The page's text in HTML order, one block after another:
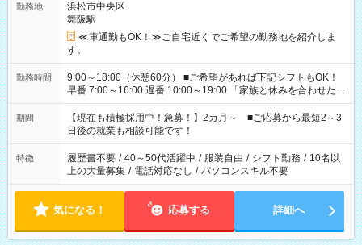
勤務地
浜松市中央区
舞阪駅
≪車通勤もOK！≫ご自宅近くでご希望の勤務地を紹介しま
す。
勤務時間
9:00～18:00（休憩60分） ■ご希望があれば下記シフトもOK！
早番 7:00～16:00 遅番 10:00～19:00 「家族と休みを合わせた
い」 「余裕を持って夕飯の準備がしたい」 「できれば残業はし
たくない」 など、ご希望を教えてくださいね。 ※Wワーク希望
の方へ 今ご覧のお仕事で希望する勤務時間と、もう1つのお仕事
の勤務時間。 合計で週40時間を超える場合は応募できません。
期間
【現在も積極採用中！急募！】2カ月～ ■ご応募から最短2～3
日後の就業も相談可能です！
特徴 履歴書不要 / 40～50代活躍中 / 服装自由 / シフト勤務 / 10名以
上の大量募集 / 電話対応なし / パソコンスキル不要
気になる！ 応募する 詳細へ